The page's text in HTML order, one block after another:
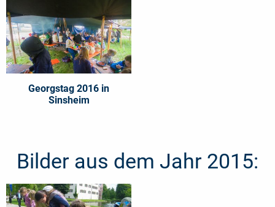
Georgstag 2016 in
Sinsheim
Bilder aus dem Jahr 2015: